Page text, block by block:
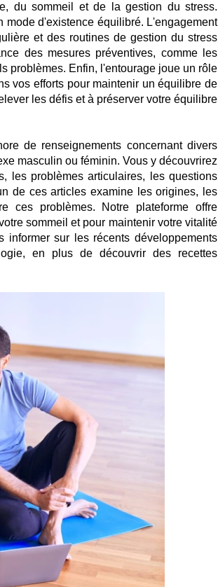
du sommeil et de la gestion du stress.
mode d'existence équilibré. L'engagement
et des routines de gestion du stress
des mesures préventives, comme les
problèmes. Enfin, l'entourage joue un rôle
vos efforts pour maintenir un équilibre de
les défis et à préserver votre équilibre
de renseignements concernant divers
masculin ou féminin. Vous y découvrirez
les problèmes articulaires, les questions
de ces articles examine les origines, les
ces problèmes. Notre plateforme offre
sommeil et pour maintenir votre vitalité
sur les récents développements
en plus de découvrir des recettes